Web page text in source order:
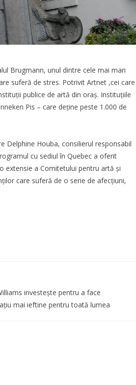
Brugmann, unul dintre cele mai mari
suferă de stres. Potrivit Artnet ,cei care
publice de artă din oraș. Instituțiile
Pis – care deține peste 1.000 de
Delphine Houba, consilierul responsabil
cu sediul în Quebec a oferit
extensie a Comitetului pentru artă și
care suferă de o serie de afecțiuni,
investește pentru a face
mai ieftine pentru toată lumea